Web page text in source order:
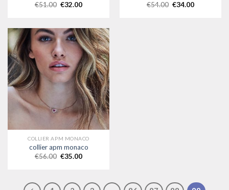
€51.00 €32.00
€54.00 €34.00
COLLIER APM MONACO
collier apm monaco
€56.00 €35.00